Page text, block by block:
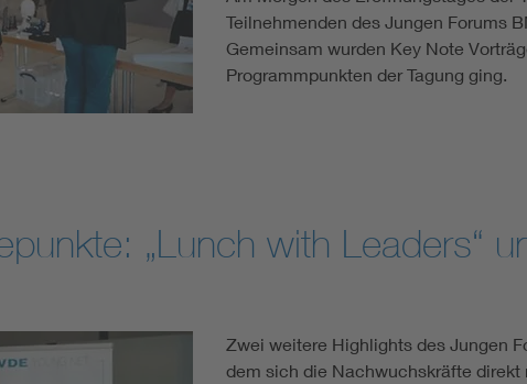
Teilnehmenden des Jungen Forums
Gemeinsam wurden Key Note
Programmpunkten der Tagung ging.
„Lunch with Leaders“
Zwei weitere Highlights des Jungen
dem sich die Nachwuchskräfte